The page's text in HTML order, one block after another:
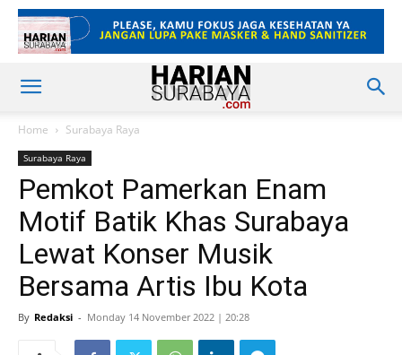
Home Surabaya Raya
Surabaya Raya
Pemkot Pamerkan Enam
Motif Batik Khas Surabaya
Lewat Konser Musik
Bersama Artis Ibu Kota
By Redaksi - Monday 14 November 2022 | 20:28